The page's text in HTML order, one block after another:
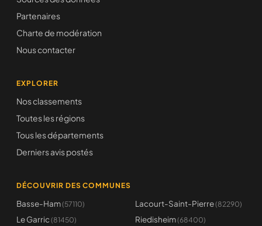
Partenaires
Charte de modération
Nous contacter
EXPLORER
Nos classements
Toutes les régions
Tous les départements
Derniers avis postés
DÉCOUVRIR DES COMMUNES
Basse-Ham(57110) Lacourt-Saint-Pierre(82290)
Le Garric (81450) Riedisheim(68400)